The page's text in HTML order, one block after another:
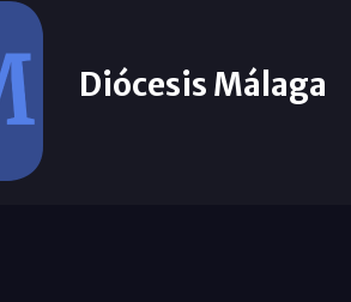
Diócesis Málaga